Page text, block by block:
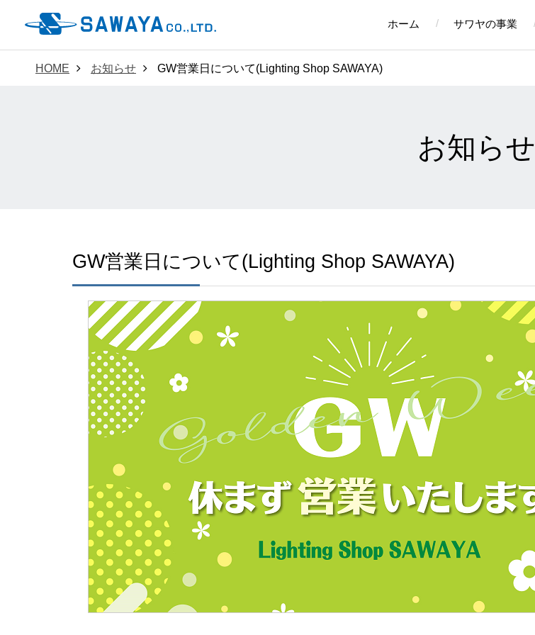
ホーム サワヤの事業
HOME お知らせ GW営業日について(Lighting Shop SAWAYA)
お知らせ
GW営業日について(Lighting Shop SAWAYA)